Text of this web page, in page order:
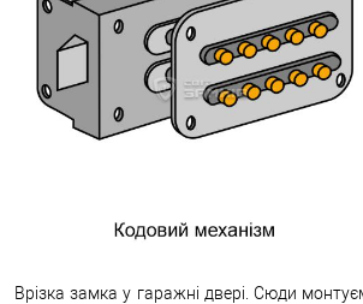
Врізка замка у гаражні двері. Сюди